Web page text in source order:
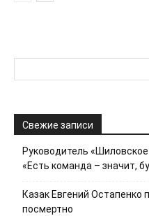
Свежие записи
Руководитель
«Есть команда – значит,
Казак Евгений Остапенко
посмертно